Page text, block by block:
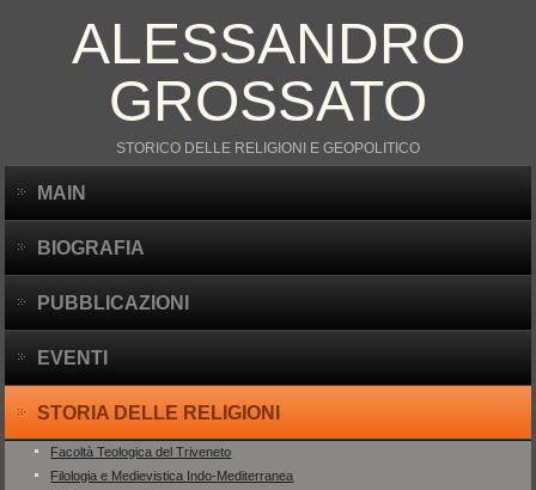
ALESSANDRO
GROSSATO
STORICO DELLE RELIGIONI E GEOPOLITICO
MAIN
BIOGRAFIA
PUBBLICAZIONI
EVENTI
STORIA DELLE RELIGIONI
Facoltà Teologica del Triveneto
Filologia e Medievistica Indo-Mediterranea